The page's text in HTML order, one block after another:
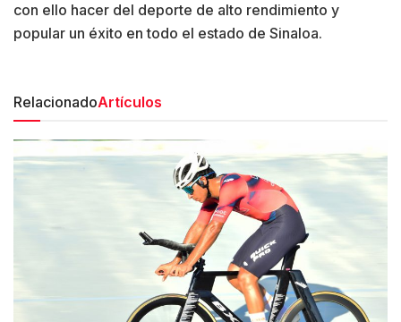
con ello hacer del deporte de alto rendimiento y
popular un éxito en todo el estado de Sinaloa.
RelacionadoArtículos